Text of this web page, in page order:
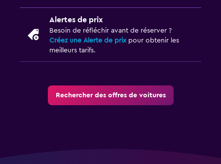
Alertes de prix
Besoin de réfléchir avant de réserver ?
Créez une Alerte de prixpour obtenir les
meilleurs tarifs.
Rechercher des offres de voitures